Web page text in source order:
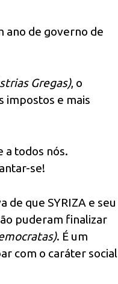
ano de governo de
Gregas), o
impostos e mais
a todos nós.
se!
de que SYRIZA e seu
puderam finalizar
. É um
com o caráter social